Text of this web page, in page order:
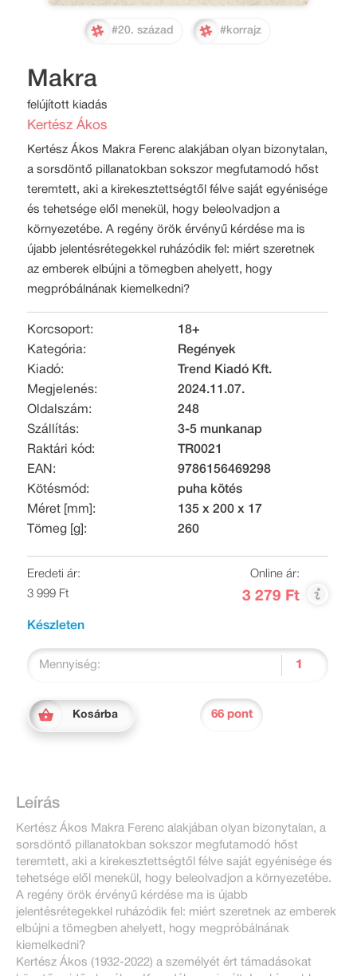
#20. század #korrajz
Makra
felújított kiadás
Kertész Ákos
Kertész Ákos Makra Ferenc alakjában olyan bizonytalan,
a sorsdöntő pillanatokban sokszor megfutamodó hőst
teremtett, aki a kirekesztettségtől félve saját egyénisége
és tehetsége elől menekül, hogy beleolvadjon a
környezetébe. A regény örök érvényű kérdése ma is
újabb jelentésrétegekkel ruházódik fel: miért szeretnek
az emberek elbújni a tömegben ahelyett, hogy
megpróbálnának kiemelkedni?
Korcsoport:
18+
Kategória:
Regények
Kiadó:
Trend Kiadó Kft.
Megjelenés:
2024.11.07.
Oldalszám:
248
Szállítás:
3-5 munkanap
Raktári kód:
TR0021
EAN:
9786156469298
Kötésmód:
puha kötés
Méret [mm]:
135 x 200 x 17
Tömeg [g]:
260
Eredeti ár:
3 999 Ft
Online ár:
3 279 Ft
Készleten
Mennyiség:
Kosárba 66 pont
Leírás
Kertész Ákos Makra Ferenc alakjában olyan bizonytalan, a
sorsdöntő pillanatokban sokszor megfutamodó hőst
teremtett, aki a kirekesztettségtől félve saját egyénisége és
tehetsége elől menekül, hogy beleolvadjon a környezetébe.
A regény örök érvényű kérdése ma is újabb
jelentésrétegekkel ruházódik fel: miért szeretnek az emberek
elbújni a tömegben ahelyett, hogy megpróbálnának
kiemelkedni?
Kertész Ákos (1932-2022) a személyét ért támadásokat